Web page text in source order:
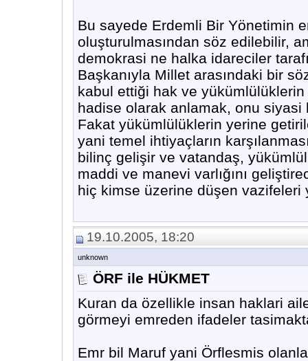
Bu sayede Erdemli Bir Yönetimin
oluşturulmasından söz edilebilir,
demokrasi ne halka idareciler
Başkanıyla Millet arasındaki bir
kabul ettiği hak ve
hadise olarak anlamak, onu
Fakat yükümlülüklerin yerine
yani temel ihtiyaçların
bilinç gelişir ve vatandaş,
maddi ve manevi varlığını
hiç kimse üzerine düşen vazifeleri
19.10.2005, 18:20
unknown
ÖRF ile HÜKMET
Kuran da özellikle insan haklari
görmeyi emreden ifadeler
Emr bil Maruf yani Örflesmis